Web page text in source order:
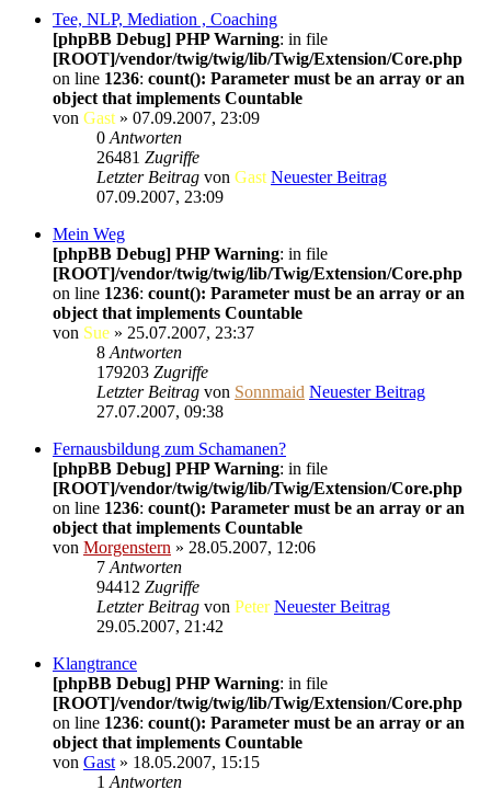
Tee, NLP, Mediation , Coaching
[phpBB Debug] PHP Warning: in file
[ROOT]/vendor/twig/twig/lib/Twig/Extension/Core.php
on line 1236: count(): Parameter must be an array or an
object that implements Countable
von Gast » 07.09.2007, 23:09
0 Antworten
26481 Zugriffe
Letzter Beitrag von Gast Neuester Beitrag
07.09.2007, 23:09
Mein Weg
[phpBB Debug] PHP Warning: in file
[ROOT]/vendor/twig/twig/lib/Twig/Extension/Core.php
on line 1236: count(): Parameter must be an array or an
object that implements Countable
von Sue » 25.07.2007, 23:37
8 Antworten
179203 Zugriffe
Letzter Beitrag von Sonnmaid Neuester Beitrag
27.07.2007, 09:38
Fernausbildung zum Schamanen?
[phpBB Debug] PHP Warning: in file
[ROOT]/vendor/twig/twig/lib/Twig/Extension/Core.php
on line 1236: count(): Parameter must be an array or an
object that implements Countable
von Morgenstern » 28.05.2007, 12:06
7 Antworten
94412 Zugriffe
Letzter Beitrag von Peter Neuester Beitrag
29.05.2007, 21:42
Klangtrance
[phpBB Debug] PHP Warning: in file
[ROOT]/vendor/twig/twig/lib/Twig/Extension/Core.php
on line 1236: count(): Parameter must be an array or an
object that implements Countable
von Gast » 18.05.2007, 15:15
1 Antworten